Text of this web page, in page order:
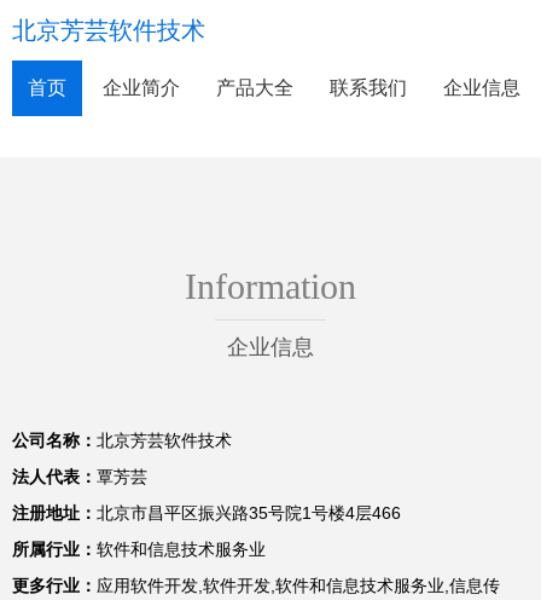
北京芳芸软件技术
首页 企业简介 产品大全 联系我们 企业信息
Information
企业信息
公司名称： 北京芳芸软件技术
法人代表： 覃芳芸
注册地址： 北京市昌平区振兴路35号院1号楼4层466
所属行业： 软件和信息技术服务业
更多行业： 应用软件开发,软件开发,软件和信息技术服务业,信息传